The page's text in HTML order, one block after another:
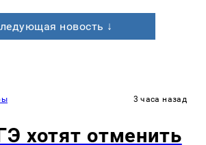
новость ↓
3 часа назад
хотят отменить